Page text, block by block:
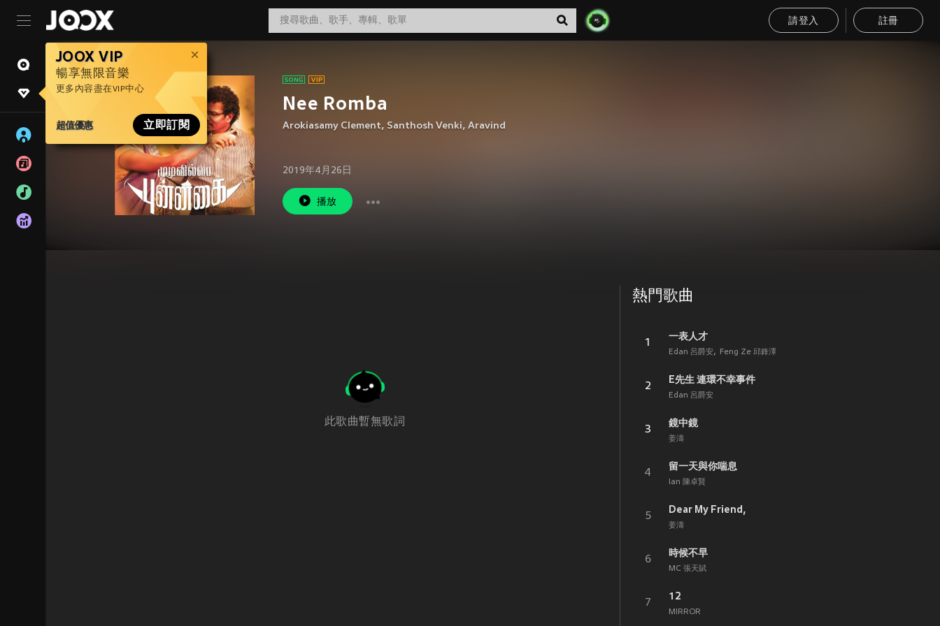
請登入 註冊
JOOX VIP
暢享無限音樂
更多內容盡在VIP中心
超值優惠 立即訂閱
Nee Romba
Arokiasamy Clement, Santhosh Venki, Aravind
2019年4月26日
播放
此歌曲暫無歌詞
熱門歌曲
1
一表人才
Edan 呂爵安 Feng Ze 邱鋒澤
2
E先生 連環不幸事件
Edan 呂爵安
3
鏡中鏡
姜濤
4
留一天與你喘息
Ian 陳卓賢
5
Dear My Friend,
姜濤
6
時候不早
MC 張天賦
7
12
MIRROR